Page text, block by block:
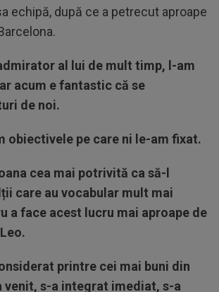
echipă, după ce a petrecut aproape
al lui de mult timp, l-am
acum e fantastic că se
de noi.
obiectivele pe care ni le-am fixat.
cea mai potrivită ca să-l
care au vocabular mult mai
a face acest lucru mai aproape de
printre cei mai buni din
venit, s-a integrat imediat, s-a